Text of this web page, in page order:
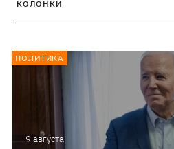
КОЛОНКИ
9 августа
ПОЛИТИКА